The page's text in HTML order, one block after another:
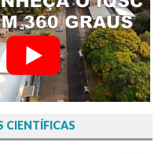
CIENTÍFICAS